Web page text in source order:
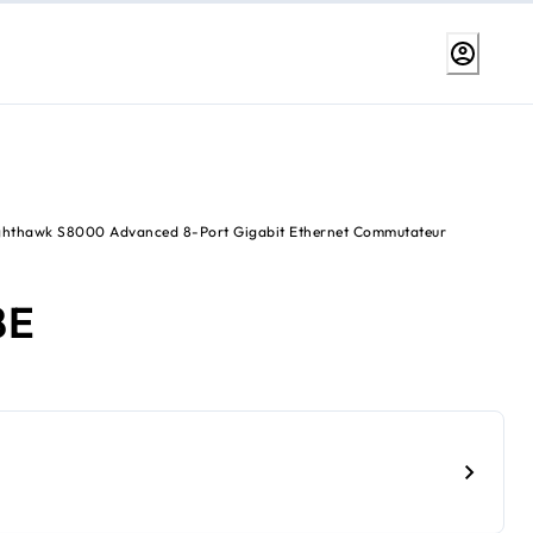
S8000 Advanced 8-Port Gigabit Ethernet Commutateur